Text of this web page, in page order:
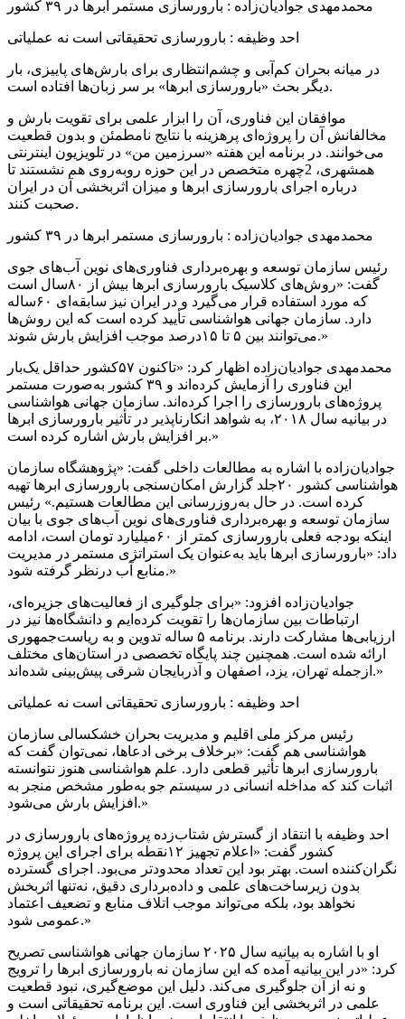
احد وظیفه : بارورسازی تحقیقاتی است نه عملیاتی
در میانه بحران کم‌آبی و چشم‌انتظاری برای بارش‌های پاییزی، بار
دیگر بحث «بارورسازی ابرها» بر سر زبان‌ها افتاده است.
موافقان این فناوری، آن را ابزار علمی برای تقویت بارش و
مخالفانش آن را پروژه‌ای پرهزینه با نتایج نامطمئن و بدون قطعیت
می‌خوانند. در برنامه این هفته «سرزمین‌ من» در تلویزیون اینترنتی
همشهری، 2‌چهره متخصص در این حوزه رو‌به‌روی هم نشستند تا
درباره اجرای بارورسازی ابرها و میزان اثربخشی آن در ایران
صحبت کنند.‌
رئیس سازمان توسعه و بهره‌برداری فناوری‌های نوین آب‌های جوی
گفت: «روش‌های کلاسیک بارورسازی ابرها بیش از ۸۰سال است
که مورد استفاده قرار می‌گیرد و در ایران نیز سابقه‌ای ۶۰ساله
دارد. سازمان جهانی هواشناسی تأیید کرده است که این روش‌ها
می‌توانند بین ۵ تا ۱۵درصد موجب افزایش بارش شوند.»
محمدمهدی جوادیان‌زاده اظهار کرد: «تاکنون ۵۷کشور حداقل یک‌بار
این فناوری را آزمایش کرده‌اند و ۳۹ کشور به‌صورت مستمر
پروژه‌های بارورسازی را اجرا کرده‌اند. سازمان جهانی هواشناسی
در بیانیه سال ۲۰۱۸، به شواهد انکارناپذیر در تأثیر بارورسازی ابرها
بر افزایش بارش اشاره کرده است.»‌
جوادیان‌زاده با اشاره به مطالعات داخلی گفت: «پژوهشگاه سازمان
هواشناسی کشور ۲۰جلد گزارش امکان‌سنجی بارورسازی ابرها تهیه
کرده است. در حال به‌روزرسانی این مطالعات هستیم.» رئیس
سازمان توسعه و بهره‌برداری فناوری‌های نوین آب‌های جوی با بیان
اینکه بودجه فعلی بارورسازی کمتر از ۶۰میلیارد تومان است، ادامه
داد: «بارورسازی ابرها باید به‌عنوان یک استراتژی مستمر در مدیریت
منابع آب درنظر گرفته شود.»
جوادیان‌زاده افزود: «برای جلوگیری از فعالیت‌های جزیره‌ای،
ارتباطات بین سازمان‌ها را تقویت کرده‌ایم و دانشگاه‌ها نیز در
ارزیابی‌ها مشارکت دارند. برنامه ۵ ساله تدوین و به ریاست‌جمهوری
ارائه شده است. همچنین چند پایگاه تخصصی در استان‌های مختلف
ازجمله تهران، یزد، اصفهان و آذربایجان شرقی پیش‌بینی شده‌اند.»
احد وظیفه : بارورسازی تحقیقاتی است نه عملیاتی
رئیس مرکز ملی اقلیم و مدیریت بحران خشکسالی سازمان
هواشناسی هم گفت: «برخلاف برخی ادعاها، نمی‌توان گفت که
بارورسازی ابرها تأثیر قطعی دارد. علم هواشناسی هنوز نتوانسته
اثبات کند که مداخله انسانی در سیستم جو به‌طور مشخص منجر به
افزایش بارش می‌شود.»
احد وظیفه با انتقاد از گسترش شتاب‌زده پروژه‌های بارورسازی در
کشور گفت: «اعلام تجهیز ۱۲نقطه برای اجرای این پروژه
نگران‌کننده است. بهتر بود این تعداد محدودتر می‌بود. اجرای گسترده
بدون زیرساخت‌های علمی و داده‌برداری دقیق، نه‌تنها اثربخش
نخواهد بود، بلکه می‌تواند موجب اتلاف منابع و تضعیف اعتماد
عمومی شود.»
او با اشاره به بیانیه سال ۲۰۲۵ سازمان جهانی هواشناسی تصریح
کرد: «در این بیانیه آمده که این سازمان نه بارورسازی ابرها را ترویج
و نه از آن جلوگیری می‌کند. دلیل این موضع‌گیری، نبود قطعیت
علمی در اثربخشی این فناوری است. این برنامه تحقیقاتی است و